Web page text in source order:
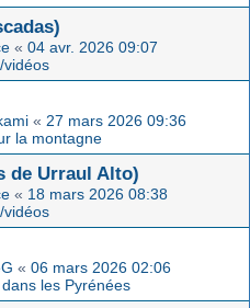
« 04 avr. 2026 09:07
vidéos
« 27 mars 2026 09:36
la montagne
de Urraul Alto)
« 18 mars 2026 08:38
vidéos
« 06 mars 2026 02:06
les Pyrénées